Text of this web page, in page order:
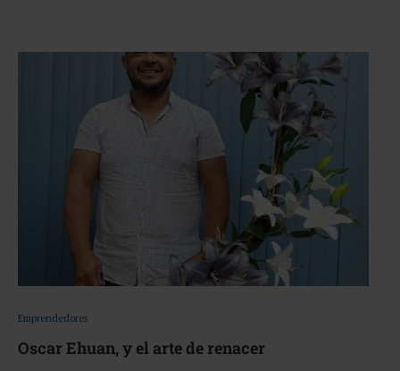
Emprendedores
Oscar Ehuan, y el arte de renacer